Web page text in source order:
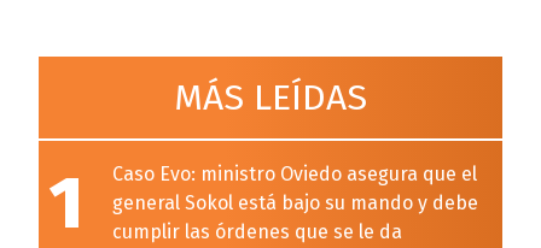
MÁS LEÍDAS
1
Caso Evo: ministro Oviedo asegura que el
general Sokol está bajo su mando y debe
cumplir las órdenes que se le da